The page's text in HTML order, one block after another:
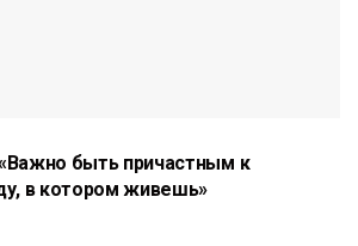
быть причастным к
в котором живешь»